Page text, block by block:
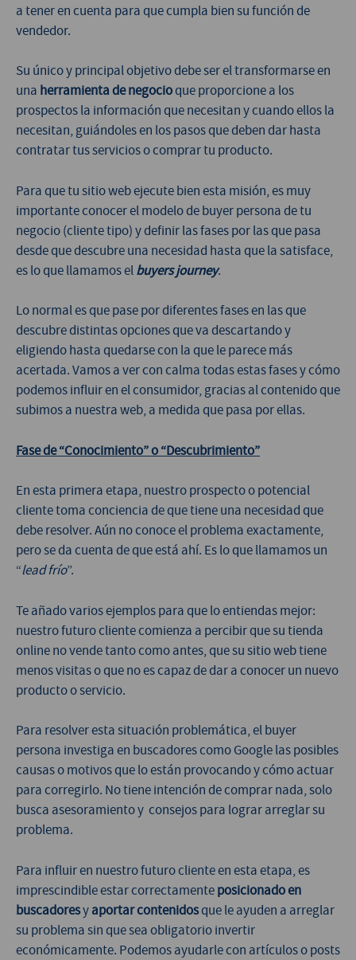
a tener en cuenta para que cumpla bien su función de
vendedor.
Su único y principal objetivo debe ser el transformarse en
una herramienta de negocioque proporcione a los
prospectos la información que necesitan y cuando ellos la
necesitan, guiándoles en los pasos que deben dar hasta
contratar tus servicios o comprar tu producto.
Para que tu sitio web ejecute bien esta misión, es muy
importante conocer el modelo de buyer persona de tu
negocio (cliente tipo) y definir las fases por las que pasa
desde que descubre una necesidad hasta que la satisface,
es lo que llamamos elbuyers journey.
Lo normal es que pase por diferentes fases en las que
descubre distintas opciones que va descartando y
eligiendo hasta quedarse con la que le parece más
acertada. Vamos a ver con calma todas estas fases y cómo
podemos influir en el consumidor, gracias al contenido que
subimos a nuestra web, a medida que pasa por ellas.
Fase de “Conocimiento” o “Descubrimiento”
En esta primera etapa, nuestro prospecto o potencial
cliente toma conciencia de que tiene una necesidad que
debe resolver. Aún no conoce el problema exactamente,
pero se da cuenta de que está ahí. Es lo que llamamos un
“lead frío”.
Te añado varios ejemplos para que lo entiendas mejor:
nuestro futuro cliente comienza a percibir que su tienda
online no vende tanto como antes, que su sitio web tiene
menos visitas o que no es capaz de dar a conocer un nuevo
producto o servicio.
Para resolver esta situación problemática, el buyer
persona investiga en buscadores como Google las posibles
causas o motivos que lo están provocando y cómo actuar
para corregirlo. No tiene intención de comprar nada, solo
busca asesoramiento y consejos para lograr arreglar su
problema.
Para influir en nuestro futuro cliente en esta etapa, es
imprescindible estar correctamenteposicionado en
buscadoresyaportar contenidosque le ayuden a arreglar
su problema sin que sea obligatorio invertir
económicamente. Podemos ayudarle con artículos o posts